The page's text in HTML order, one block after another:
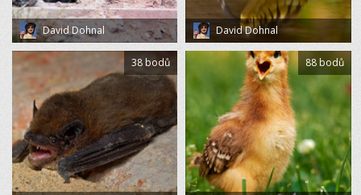
David Dohnal David Dohnal
38 bodů 88 bodů